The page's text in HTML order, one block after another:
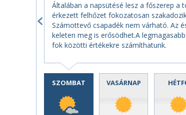
Általában a napsütésé lesz a főszerep
érkezett felhőzet fokozatosan
Számottevő csapadék nem várható. Az
keleten meg is erősödhet.A
fok közötti értékekre számíthatunk.
SZOMBAT VASÁRNAP